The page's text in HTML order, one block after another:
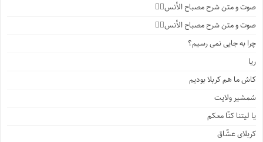
صوت و متن شرح مصباح الأنس۴️⃣
صوت و متن شرح مصباح الأنس۳️⃣
چرا به جایی نمی رسیم؟
ریا
کاش ما هم کربلا بودیم
شمشیر ولایت
یا لیتنا کنّا معکم
کربلای عشّاق